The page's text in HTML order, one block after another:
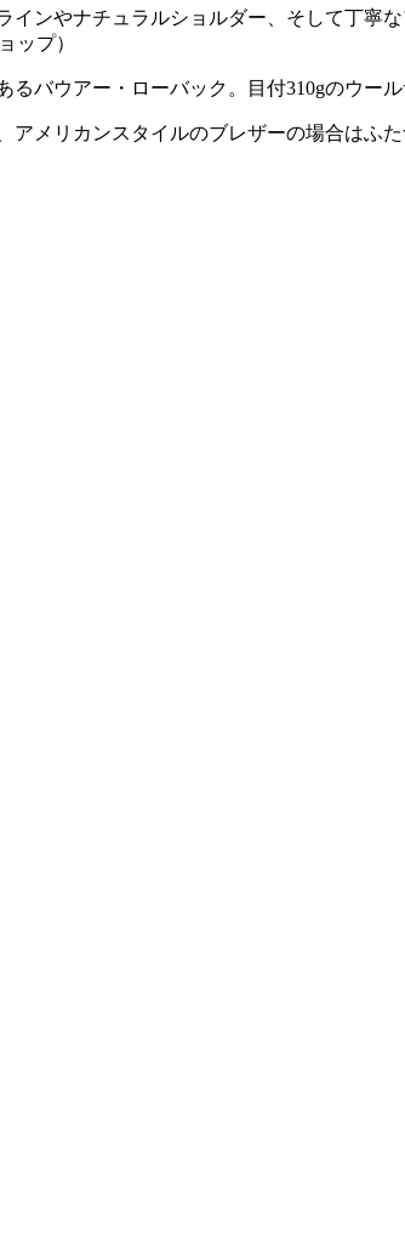
ンやナチュラルショルダー、そして丁寧
ップ）
バウアー・ローバック。目付310gのウー
メリカンスタイルのブレザーの場合はふ